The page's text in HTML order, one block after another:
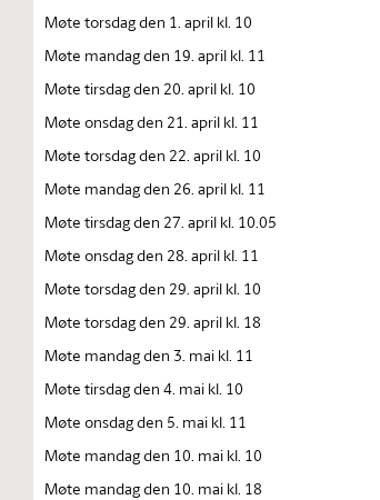
Møte torsdag den 1. april kl. 10
Møte mandag den 19. april kl. 11
Møte tirsdag den 20. april kl. 10
Møte onsdag den 21. april kl. 11
Møte torsdag den 22. april kl. 10
Møte mandag den 26. april kl. 11
Møte tirsdag den 27. april kl. 10.05
Møte onsdag den 28. april kl. 11
Møte torsdag den 29. april kl. 10
Møte torsdag den 29. april kl. 18
Møte mandag den 3. mai kl. 11
Møte tirsdag den 4. mai kl. 10
Møte onsdag den 5. mai kl. 11
Møte mandag den 10. mai kl. 10
Møte mandag den 10. mai kl. 18